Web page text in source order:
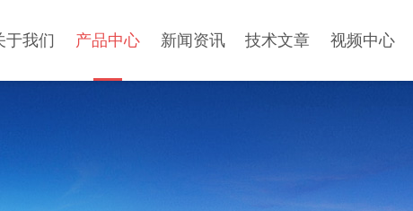
于我们 产品中心 新闻资讯 技术文章 视频中心